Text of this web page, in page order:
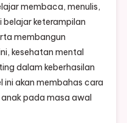
Mental
Anak
Awal
membaca, menulis,
belajar keterampilan
membangun
kesehatan mental
dalam keberhasilan
ini akan membahas cara
pada masa awal